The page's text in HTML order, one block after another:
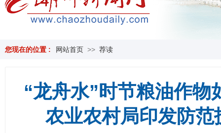
您现在的位置 : 网站首页 >> 荐读
“龙舟水”时节粮油作物
农业农村局印发防